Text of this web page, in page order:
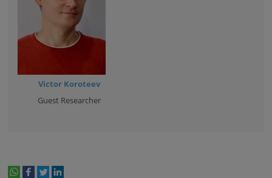
Victor Koroteev
Guest Researcher